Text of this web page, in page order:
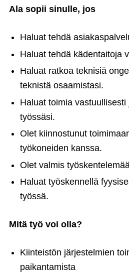
Ala sopii sinulle, jos
Haluat tehdä
Haluat tehdä kädentaitoja
Haluat ratkoa teknisiä
teknistä osaamistasi.
Haluat toimia vastuullisesti
työssäsi.
Olet kiinnostunut
työkoneiden kanssa.
Olet valmis
Haluat työskennellä
työssä.
Mitä työ voi olla?
Kiinteistön järjestelmien
paikantamista